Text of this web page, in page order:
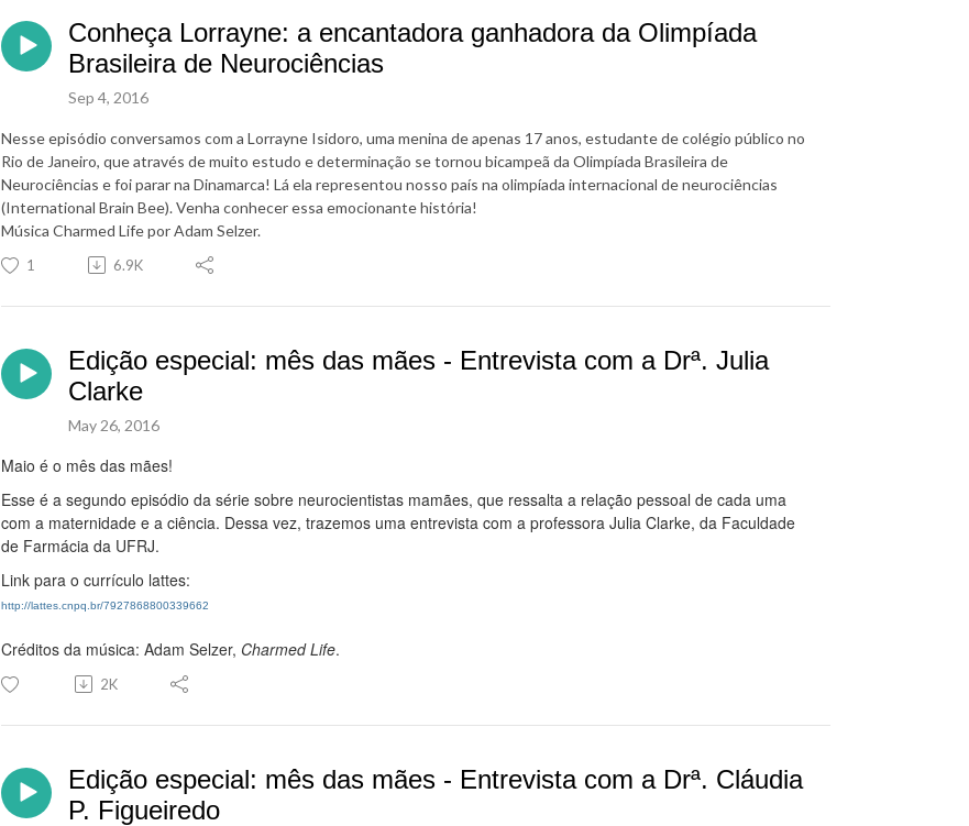
Conheça Lorrayne: a encantadora ganhadora da Olimpíada
Brasileira de Neurociências
Sep 4, 2016
Nesse episódio conversamos com a Lorrayne Isidoro, uma menina de apenas 17 anos, estudante de colégio público no
Rio de Janeiro, que através de muito estudo e determinação se tornou bicampeã da Olimpíada Brasileira de
Neurociências e foi parar na Dinamarca! Lá ela representou nosso país na olimpíada internacional de neurociências
(International Brain Bee). Venha conhecer essa emocionante história!
Música Charmed Life por Adam Selzer.
1 6.9K
Edição especial: mês das mães - Entrevista com a Drª. Julia
Clarke
May 26, 2016
Maio é o mês das mães!
Esse é a segundo episódio da série sobre neurocientistas mamães, que ressalta a relação pessoal de cada uma
com a maternidade e a ciência. Dessa vez, trazemos uma entrevista com a professora Julia Clarke, da Faculdade
de Farmácia da UFRJ.
Link para o currículo lattes:
http://lattes.cnpq.br/7927868800339662
Créditos da música: Adam Selzer, Charmed Life.
2K
Edição especial: mês das mães - Entrevista com a Drª. Cláudia
P. Figueiredo